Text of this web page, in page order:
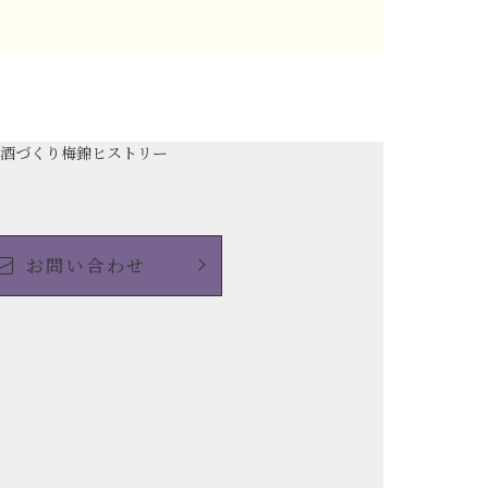
づくり梅錦ヒストリー
お問い合わせ